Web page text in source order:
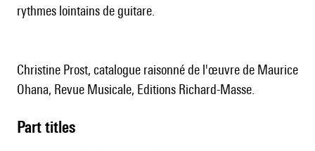
rythmes lointains de guitare.
Christine Prost, catalogue raisonné de l'œuvre de Maurice
Ohana, Revue Musicale, Editions Richard-Masse.
Part titles